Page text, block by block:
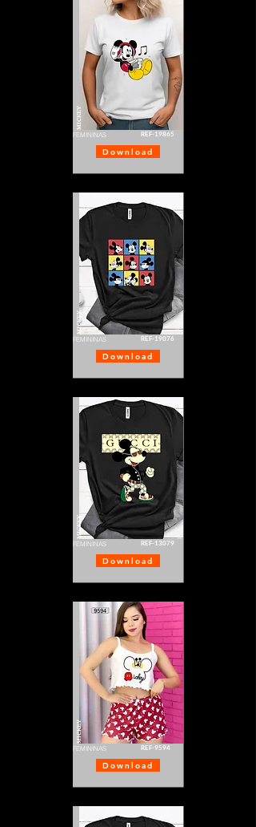
MICKEY
FEMININAS REF-19865
Download
MICKEY
FEMININAS REF-19076
Download
MICKEY
FEMININAS REF-13079
Download
MICKEY
FEMININAS REF-9594
Download